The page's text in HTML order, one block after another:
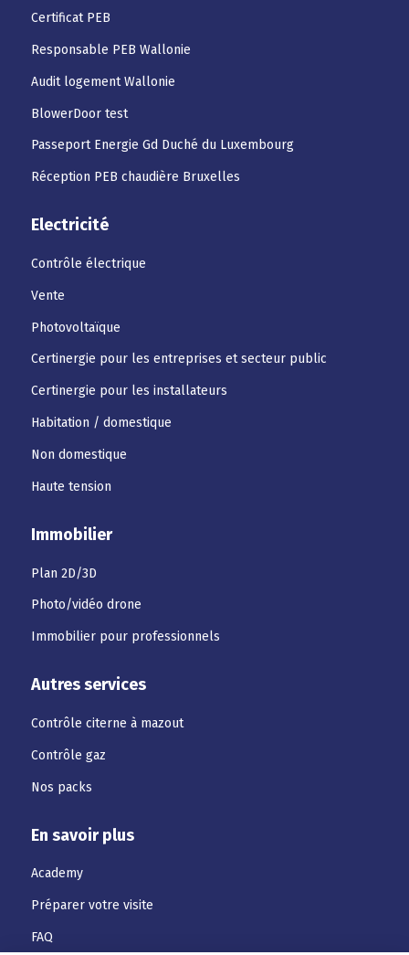
Certificat PEB
Responsable PEB Wallonie
Audit logement Wallonie
BlowerDoor test
Passeport Energie Gd Duché du Luxembourg
Réception PEB chaudière Bruxelles
Electricité
Contrôle électrique
Vente
Photovoltaïque
Certinergie pour les entreprises et secteur public
Certinergie pour les installateurs
Habitation / domestique
Non domestique
Haute tension
Immobilier
Plan 2D/3D
Photo/vidéo drone
Immobilier pour professionnels
Autres services
Contrôle citerne à mazout
Contrôle gaz
Nos packs
En savoir plus
Academy
Préparer votre visite
FAQ